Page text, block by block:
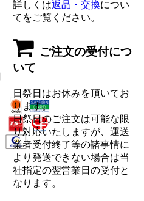
詳しくは返品・交換につい
てをご覧ください。
ご注文の受付につ
いて
日祭日はお休みを頂いてお
ります。
日祭日のご注文は可能な限
り対応いたしますが、運送
業者受付終了等の諸事情に
より発送できない場合は当
社指定の翌営業日の受付と
なります。